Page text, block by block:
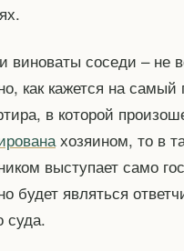
виноваты соседи – не
как кажется на самый
в которой
хозяином, то в
выступает само
будет являться
суда.